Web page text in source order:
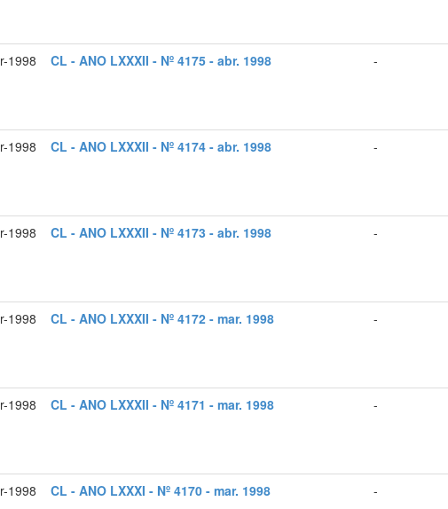
1998 CL - ANO LXXXII - Nº 4175 - abr. 1998 -
1998 CL - ANO LXXXII - Nº 4174 - abr. 1998 -
1998 CL - ANO LXXXII - Nº 4173 - abr. 1998 -
1998 CL - ANO LXXXII - Nº 4172 - mar. 1998 -
1998 CL - ANO LXXXII - Nº 4171 - mar. 1998 -
1998 CL - ANO LXXXI - Nº 4170 - mar. 1998 -